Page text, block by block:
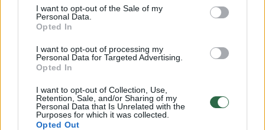
I want to opt-out of the Sale of my
Personal Data.
Opted In
I want to opt-out of processing my
Personal Data for Targeted Advertising.
Opted In
I want to opt-out of Collection, Use,
Retention, Sale, and/or Sharing of my
Personal Data that Is Unrelated with the
Purposes for which it was collected.
Opted Out
Senoviniai automobiliai
brangsta kaip ant mielių: itin
slaptame aukcione
parduotas „300 SLR
Uhlenhaut Coupe“
pirkimo
aiškintis